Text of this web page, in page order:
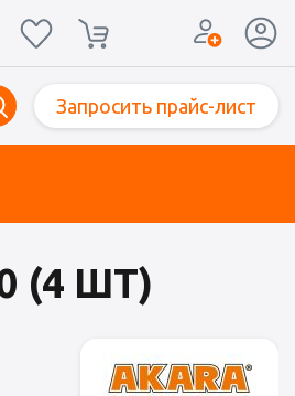
Запросить прайс-лист
(4 ШТ)